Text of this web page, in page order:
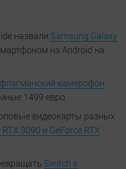
назвали Samsung Galaxy
на Android на
флагманский камерофон
1499 евро
видеокарты разных
RTX 3090 и GeForce RTX
Switch в